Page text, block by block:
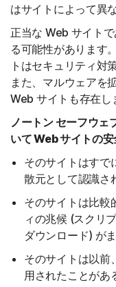
はサイトによって異
正当な Web サイト
る可能性があります
トはセキュリティ対
また、マルウェアを
Web サイトも存在し
ノートン セーフウ
いて Web サイトの
そのサイトはすで
散元として認識さ
そのサイトは比較
ィの兆候 (スクリ
ダウンロード) が
そのサイトは以前
用されたことがあ